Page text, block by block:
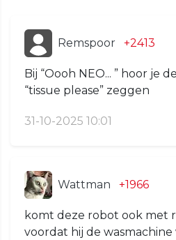
Remspoor +2413
Bij “Oooh NEO... ” hoor je
“tissue please” zeggen
31-10-2025 10:01
Wattman +1966
komt deze robot ook met
voordat hij de